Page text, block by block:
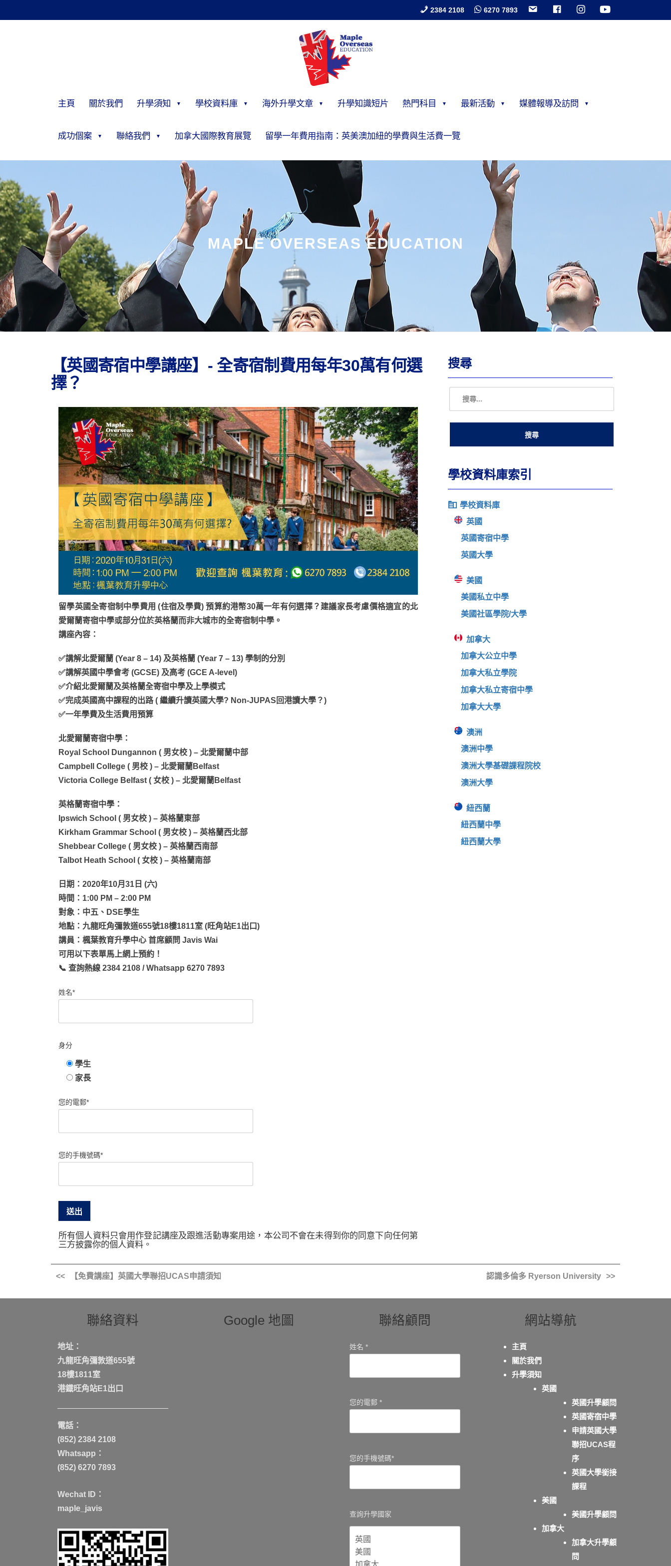
2384 2108 6270 7893
主頁 關於我們 升學須知 學校資料庫 海外升學文章 升學知識短片 熱門科目 最新活動 媒體報導及訪問
成功個案 聯絡我們 加拿大國際教育展覽 留學一年費用指南：英美澳加紐的學費與生活費一覽
MAPLE OVERSEAS EDUCATION
【英國寄宿中學講座】- 全寄宿制費用每年30萬有何選
擇？
留學英國全寄宿制中學費用 (住宿及學費) 預算約港幣30萬一年有何選擇？建議家長考慮價格適宜的北
愛爾蘭寄宿中學或部分位於英格蘭而非大城市的全寄宿制中學。
講座內容：
✅講解北愛爾蘭 (Year 8 – 14) 及英格蘭 (Year 7 – 13) 學制的分別
✅講解英國中學會考 (GCSE) 及高考 (GCE A-level)
✅介紹北愛爾蘭及英格蘭全寄宿中學及上學模式
✅完成英國高中課程的出路 ( 繼續升讀英國大學? Non-JUPAS回港讀大學？)
✅一年學費及生活費用預算
北愛爾蘭寄宿中學：
Royal School Dungannon ( 男女校 ) – 北愛爾蘭中部
Campbell College ( 男校 ) – 北愛爾蘭Belfast
Victoria College Belfast ( 女校 ) – 北愛爾蘭Belfast
英格蘭寄宿中學：
Ipswich School ( 男女校 ) – 英格蘭東部
Kirkham Grammar School ( 男女校 ) – 英格蘭西北部
Shebbear College ( 男女校 ) – 英格蘭西南部
Talbot Heath School ( 女校 ) – 英格蘭南部
日期：2020年10月31日 (六)
時間：1:00 PM – 2:00 PM
對象：中五、DSE學生
地點：九龍旺角彌敦道655號18樓1811室 (旺角站E1出口)
講員：楓葉教育升學中心 首席顧問 Javis Wai
可用以下表單馬上網上預約！
📞 查詢熱線 2384 2108 / Whatsapp 6270 7893
姓名*
身分
學生
家長
您的電郵*
您的手機號碼*
所有個人資料只會用作登記講座及跟進活動專案用途，本公司不會在未得到你的同意下向任何第
三方披露你的個人資料。
搜尋
學校資料庫索引
學校資料庫
英國
英國寄宿中學
英國大學
美國
美國私立中學
美國社區學院/大學
加拿大
加拿大公立中學
加拿大私立學院
加拿大私立寄宿中學
加拿大大學
澳洲
澳洲中學
澳洲大學基礎課程院校
澳洲大學
紐西蘭
紐西蘭中學
紐西蘭大學
【免費講座】英國大學聯招UCAS申請須知 認識多倫多 Ryerson University
聯絡資料
地址：
九龍旺角彌敦道655號
18樓1811室
港鐡旺角站E1出口
電話：
(852) 2384 2108
Whatsapp：
(852) 6270 7893
Wechat ID：
maple_javis
Google 地圖 聯絡顧問
姓名 *
您的電郵 *
您的手機號碼*
查詢升學國家
網站導航
主頁
關於我們
升學須知
英國
英國升學顧問
英國寄宿中學
申請英國大學
聯招UCAS程
序
英國大學銜接
課程
美國
美國升學顧問
加拿大
加拿大升學顧
問